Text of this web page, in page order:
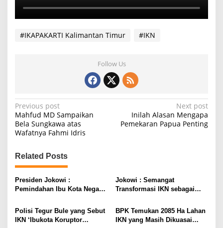
#IKAPAKARTI Kalimantan Timur #IKN
Follow Us
P
o
s
t
n
a
v
i
g
Previous post
Mahfud MD Sampaikan
Bela Sungkawa atas
Wafatnya Fahmi Idris
Next post
Inilah Alasan Mengapa
Pemekaran Papua Penting
Related Posts
Presiden Jokowi :
Pemindahan Ibu Kota Negara
Jokowi : Semangat
Transformasi IKN sebagai
Padam
Polisi Tegur Bule yang Sebut
IKN ‘Ibukota Koruptor
BPK Temukan 2085 Ha Lahan
IKN yang Masih Dikuasai